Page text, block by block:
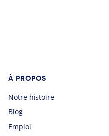
À PROPOS
Notre histoire
Blog
Emploi